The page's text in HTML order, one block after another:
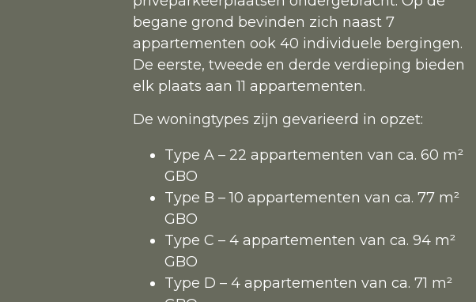
begane grond bevinden zich naast 7
appartementen ook 40 individuele bergingen.
De eerste, tweede en derde verdieping bieden
elk plaats aan 11 appartementen.
De woningtypes zijn gevarieerd in opzet:
Type A – 22 appartementen van ca. 60 m²
GBO
Type B – 10 appartementen van ca. 77 m²
GBO
Type C – 4 appartementen van ca. 94 m²
GBO
Type D – 4 appartementen van ca. 71 m²